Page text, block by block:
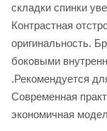
складки спинки
Контрастная
оригинальность.
боковыми
.Рекомендуется
Современная
экономичная